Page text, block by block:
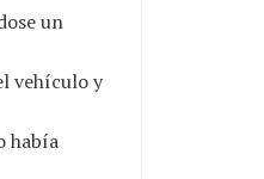
un
vehículo y
había